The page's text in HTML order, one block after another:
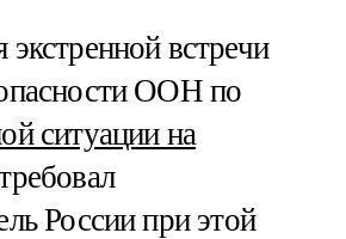
встречи
ООН по
ситуации на
России при этой